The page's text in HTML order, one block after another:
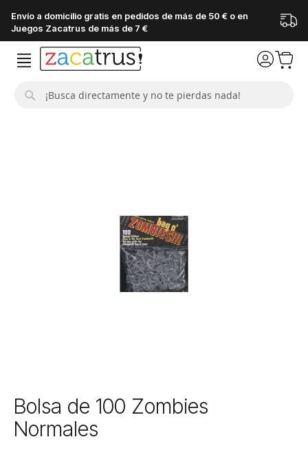
Envío a domicilio gratis en pedidos de más de 50 € o en
Juegos Zacatrus de más de 7 €
Saltar
al
comienzo
Bolsa de 100 Zombies
Normales